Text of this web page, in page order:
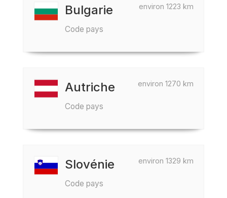
environ 1223 km
Bulgarie
Code pays
environ 1270 km
Autriche
Code pays
environ 1329 km
Slovénie
Code pays